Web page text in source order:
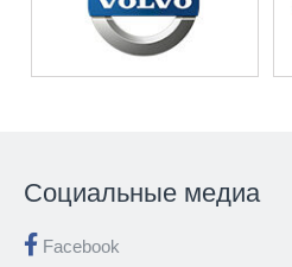
Социальные медиа
Facebook